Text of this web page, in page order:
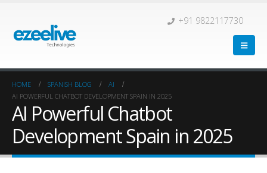
+91 9822117730
HOME SPANISH BLOG
AI
AI POWERFUL CHATBOT DEVELOPMENT SPAIN IN 2025
AI Powerful Chatbot
Development Spain in 2025